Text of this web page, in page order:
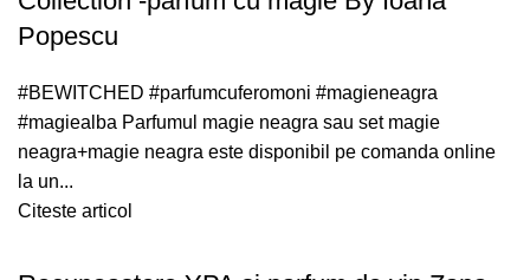
Popescu
#BEWITCHED #parfumcuferomoni #magieneagra
#magiealba Parfumul magie neagra sau set magie
neagra+magie neagra este disponibil pe comanda online
la un...
Citeste articol